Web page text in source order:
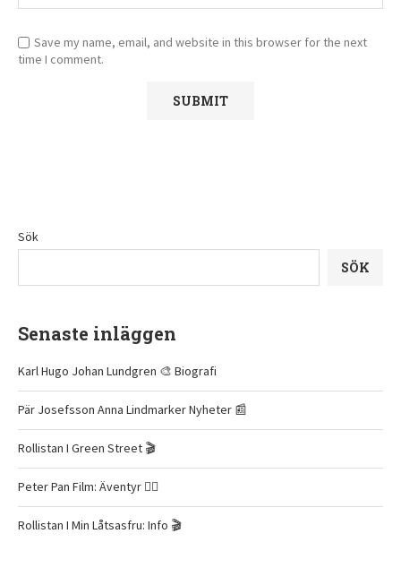
Save my name, email, and website in this browser for the next
time I comment.
Sök
SÖK
Senaste inläggen
Karl Hugo Johan Lundgren 🎨 Biografi
Pär Josefsson Anna Lindmarker Nyheter 📰
Rollistan I Green Street 🎬
Peter Pan Film: Äventyr 🧚‍♂️
Rollistan I Min Låtsasfru: Info 🎬